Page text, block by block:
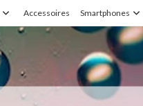
Accessoires Smartphones